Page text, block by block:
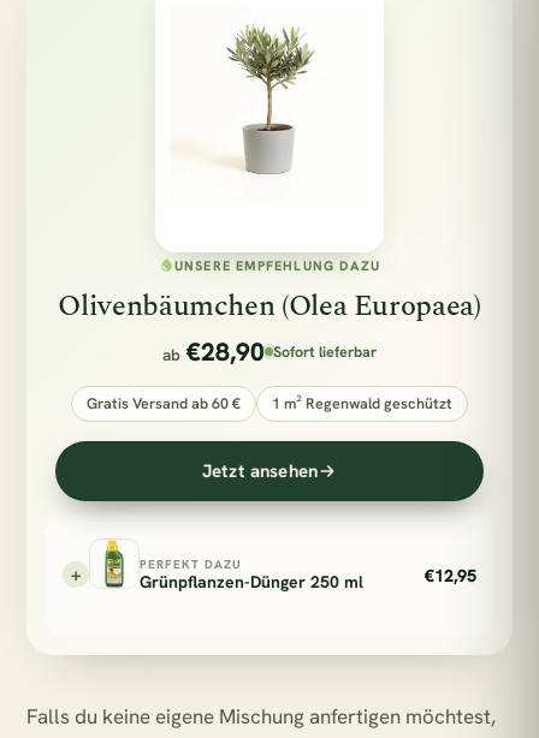
UNSERE EMPFEHLUNG DAZU
Olivenbäumchen (Olea Europaea)
ab €28,90 Sofort lieferbar
Gratis Versand ab 60 € 1 m² Regenwald geschützt
Jetzt ansehen
+ PERFEKT DAZU
Grünpflanzen-Dünger 250 ml €12,95
Falls du keine eigene Mischung anfertigen möchtest,